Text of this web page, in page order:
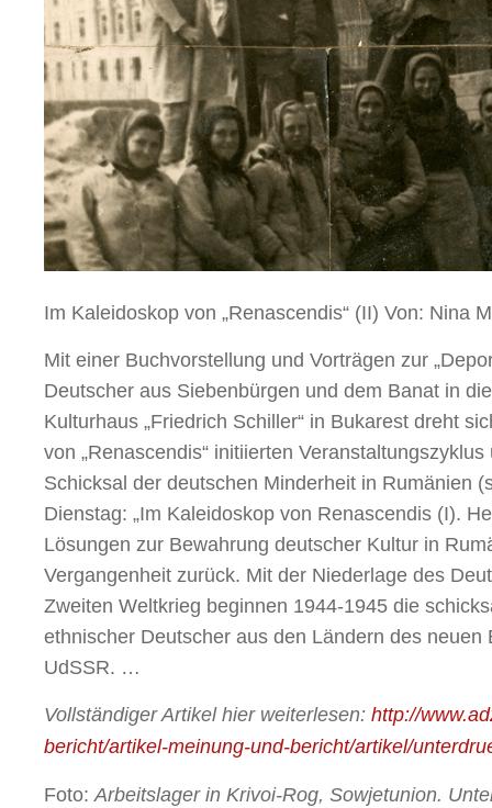
Im Kaleidoskop von „Renascendis“ (II) Von: Nina
Mit einer Buchvorstellung und Vorträgen zur
Deutscher aus Siebenbürgen und dem Banat in
Kulturhaus „Friedrich Schiller“ in Bukarest dreht
von „Renascendis“ initiierten
Schicksal der deutschen Minderheit in Rumänien
Dienstag: „Im Kaleidoskop von Renascendis (I).
Lösungen zur Bewahrung deutscher Kultur in
Vergangenheit zurück. Mit der Niederlage des
Zweiten Weltkrieg beginnen 1944-1945 die
ethnischer Deutscher aus den Ländern des neuen
UdSSR. …
Vollständiger Artikel hier weiterlesen: http://
bericht/artikel-meinung-und-bericht/artikel/
Foto:Arbeitslager in Krivoi-Rog, Sowjetunion.